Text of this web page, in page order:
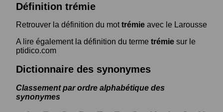
Définition trémie
Retrouver la définition du mottrémie avec le Larousse
A lire également la définition du terme trémie sur le
ptidico.com
Dictionnaire des synonymes
Classement par ordre alphabétique des
synonymes